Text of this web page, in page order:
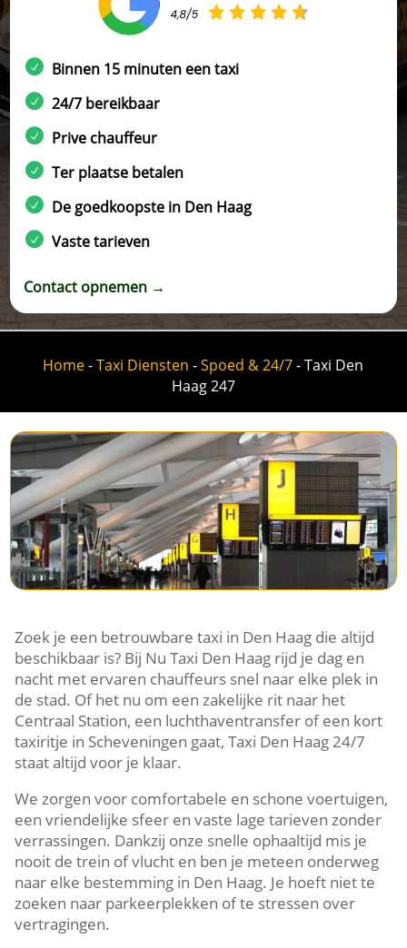
Binnen 15 minuten een taxi
24/7 bereikbaar
Prive chauffeur
Ter plaatse betalen
De goedkoopste in Den Haag
Vaste tarieven
Contact opnemen →
Home-Taxi Diensten -Spoed & 24/7-Taxi Den
Haag 247
Zoek je een betrouwbare taxi in Den Haag die altijd
beschikbaar is? Bij Nu Taxi Den Haag rijd je dag en
nacht met ervaren chauffeurs snel naar elke plek in
de stad. Of het nu om een zakelijke rit naar het
Centraal Station, een luchthaventransfer of een kort
taxiritje in Scheveningen gaat, Taxi Den Haag 24/7
staat altijd voor je klaar.
We zorgen voor comfortabele en schone voertuigen,
een vriendelijke sfeer en vaste lage tarieven zonder
verrassingen. Dankzij onze snelle ophaaltijd mis je
nooit de trein of vlucht en ben je meteen onderweg
naar elke bestemming in Den Haag. Je hoeft niet te
zoeken naar parkeerplekken of te stressen over
vertragingen.